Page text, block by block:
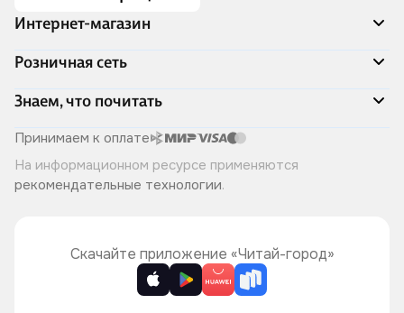
Интернет-магазин
Акции
Доставка и оплата
Программа лояльности
Подарочные сертификаты
Правила продажи
Политика конфиденциальности
Розничная сеть
Адреса магазинов
Книжный Дозор
О компании
Читай-город для бизнеса
Хотите у нас работать?
Знаем, что почитать
Скоро в продаже
Лучшие из лучших
Читай-журнал
Принимаем к оплате
На информационном ресурсе применяются
рекомендательные технологии.
Скачайте приложение «Читай-город»